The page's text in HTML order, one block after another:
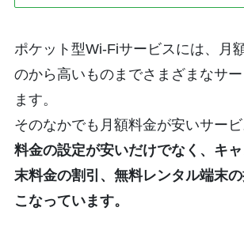
ポケット型Wi-Fiサービスには、月
のから高いものまでさまざまなサ
ます。
そのなかでも月額料金が安いサービ
料金の設定が安いだけでなく、キ
末料金の割引、無料レンタル端末
こなっています。